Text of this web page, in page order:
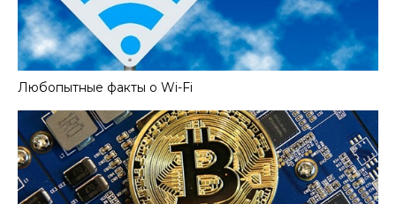
Любопытные факты о Wi-Fi